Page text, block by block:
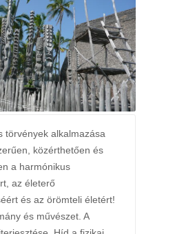
törvények alkalmazása
közérthetően és
a harmónikus
az életerő
és az örömteli életért!
és művészet. A